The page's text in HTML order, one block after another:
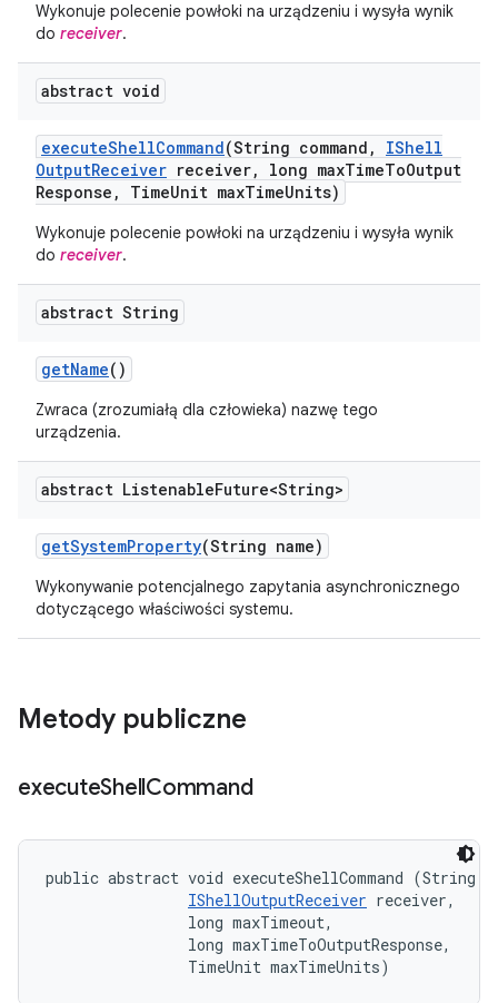
Wykonuje polecenie powłoki na urządzeniu i wysyła wynik
do receiver.
abstract void
executeShellCommand(String command ,
IShell
OutputReceiver receiver, long maxTimeToOutput
Response , TimeUnit maxTimeUnits)
Wykonuje polecenie powłoki na urządzeniu i wysyła wynik
do receiver.
abstract String
getName()
Zwraca (zrozumiałą dla człowieka) nazwę tego
urządzenia.
abstract ListenableFuture<String>
getSystemProperty(String name)
Wykonywanie potencjalnego zapytania asynchronicznego
dotyczącego właściwości systemu.
Metody publiczne
executeShellCommand
public abstract void executeShellCommand (String
IShellOutputReceiver receiver,
                long maxTimeout,
                long maxTimeToOutputResponse,
                TimeUnit maxTimeUnits)